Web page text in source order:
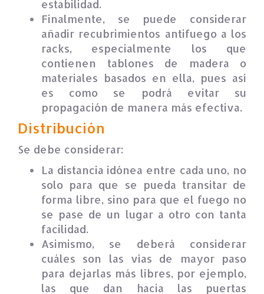
estabilidad.
Finalmente, se puede considerar
añadir recubrimientos antifuego a los
racks, especialmente los que
contienen tablones de madera o
materiales basados en ella, pues así
es como se podrá evitar su
propagación de manera más efectiva.
Distribución
Se debe considerar:
La distancia idónea entre cada uno, no
solo para que se pueda transitar de
forma libre, sino para que el fuego no
se pase de un lugar a otro con tanta
facilidad.
Asimismo, se deberá considerar
cuáles son las vías de mayor paso
para dejarlas más libres, por ejemplo,
las que dan hacia las puertas